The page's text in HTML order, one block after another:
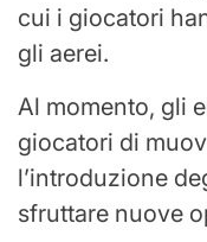
cui i giocatori
gli aerei.
Al momento, gli
giocatori di
l’introduzione
sfruttare nuove